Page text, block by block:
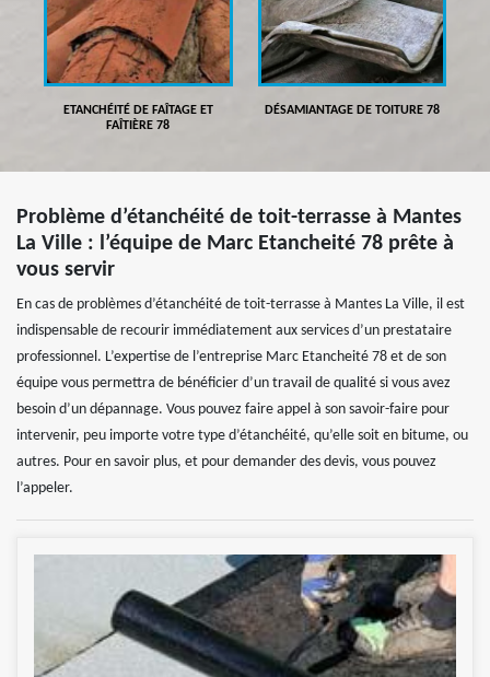
ETANCHÉITÉ DE FAÎTAGE ET
FAÎTIÈRE 78
DÉSAMIANTAGE DE TOITURE 78
Problème d’étanchéité de toit-terrasse à Mantes
La Ville : l’équipe de Marc Etancheité 78 prête à
vous servir
En cas de problèmes d’étanchéité de toit-terrasse à Mantes La Ville, il est
indispensable de recourir immédiatement aux services d’un prestataire
professionnel. L’expertise de l’entreprise Marc Etancheité 78 et de son
équipe vous permettra de bénéficier d’un travail de qualité si vous avez
besoin d’un dépannage. Vous pouvez faire appel à son savoir-faire pour
intervenir, peu importe votre type d’étanchéité, qu’elle soit en bitume, ou
autres. Pour en savoir plus, et pour demander des devis, vous pouvez
l’appeler.